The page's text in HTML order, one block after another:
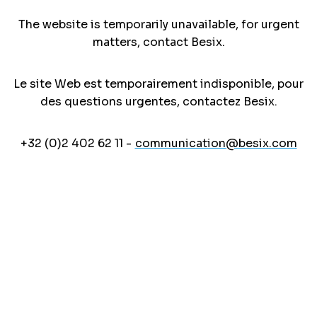
The website is temporarily unavailable, for urgent
matters, contact Besix.
Le site Web est temporairement indisponible, pour
des questions urgentes, contactez Besix.
+32 (0)2 402 62 11 - communication@besix.com